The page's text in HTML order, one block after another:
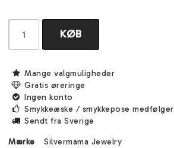
KØB
Mange valgmuligheder
Gratis øreringe
Ingen konto
Smykkeæske / smykkepose medfølger
Sendt fra Sverige
Mærke Silvermama Jewelry